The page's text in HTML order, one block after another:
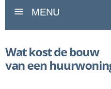
MENU